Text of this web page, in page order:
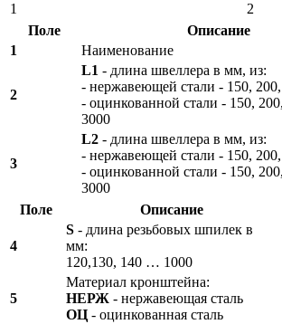
1
2
Поле
Описание
1
Наименование
2
L1 - длина швеллера в мм, из:
- нержавеющей стали - 150,
- оцинкованной стали - 150,
3000
3
L2 - длина швеллера в мм, из:
- нержавеющей стали - 150,
- оцинкованной стали - 150,
3000
Поле
Описание
4
S - длина резьбовых шпилек в
мм:
120,130, 140 … 1000
5
Материал кронштейна:
НЕРЖ - нержавеющая сталь
ОЦ - оцинкованная сталь